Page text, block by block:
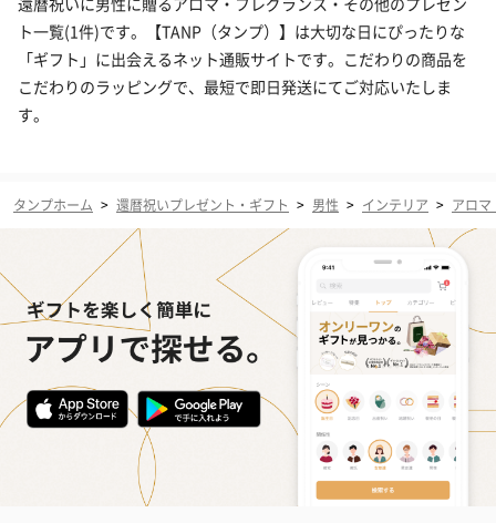
ト一覧(1件)です。【TANP（タンプ）】は大切な日にぴったりな
「ギフト」に出会えるネット通販サイトです。こだわりの商品を
こだわりのラッピングで、最短で即日発送にてご対応いたしま
す。
タンプホーム > 還暦祝いプレゼント・ギフト > 男性 > インテリア > アロマ